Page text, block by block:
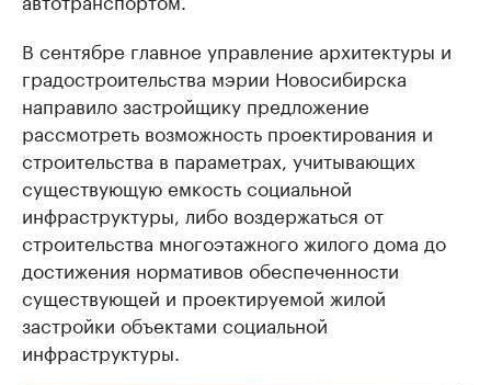
В сентябре главное управление архитектуры и
градостроительства мэрии Новосибирска
направило застройщику предложение
рассмотреть возможность проектирования и
строительства в параметрах, учитывающих
существующую емкость социальной
инфраструктуры, либо воздержаться от
строительства многоэтажного жилого дома до
достижения нормативов обеспеченности
существующей и проектируемой жилой
застройки объектами социальной
инфраструктуры.